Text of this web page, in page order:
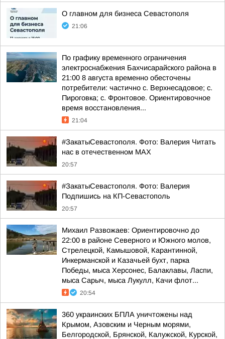
О главном для бизнеса Севастополя
21:06
По графику временного ограничения
электроснабжения Бахчисарайского района в
21:00 8 августа временно обесточены
потребители: частично с. Верхнесадовое; с.
Пироговка; с. Фронтовое. Ориентировочное
время восстановления...
21:04
#ЗакатыСевастополя. Фото: Валерия Читать
нас в отечественном MAX
20:57
#ЗакатыСевастополя. Фото: Валерия
Подпишись на КП-Севастополь
20:57
Михаил Развожаев: Ориентировочно до
22:00 в районе Северного и Южного молов,
Стрелецкой, Камышовой, Карантинной,
Инкерманской и Казачьей бухт, парка
Победы, мыса Херсонес, Балаклавы, Ласпи,
мыса Сарыч, мыса Лукулл, Качи флот...
20:54
360 украинских БПЛА уничтожены над
Крымом, Азовским и Черным морями,
Белгородской, Брянской, Калужской, Курской,